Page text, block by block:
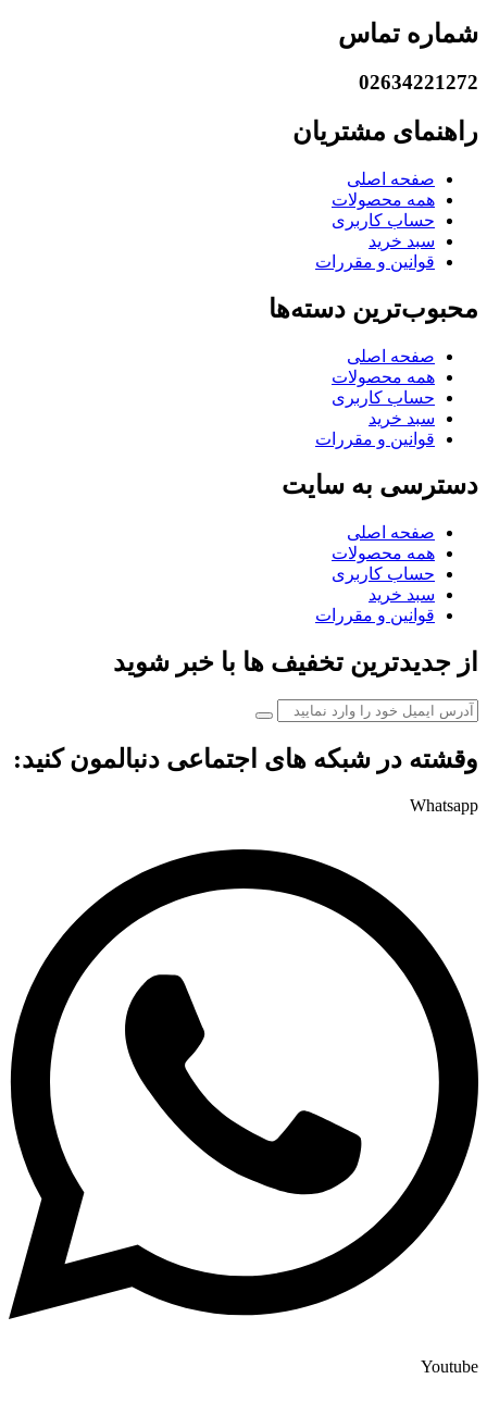
شماره تماس
02634221272
راهنمای مشتریان
صفحه اصلی
همه محصولات
حساب کاربری
سبد خرید
قوانین و مقررات
محبوب‌ترین دسته‌ها
صفحه اصلی
همه محصولات
حساب کاربری
سبد خرید
قوانین و مقررات
دسترسی به سایت
صفحه اصلی
همه محصولات
حساب کاربری
سبد خرید
قوانین و مقررات
از جدیدترین تخفیف ها با خبر شوید
وقشته در شبکه های اجتماعی دنبالمون کنید:
Whatsapp
Youtube